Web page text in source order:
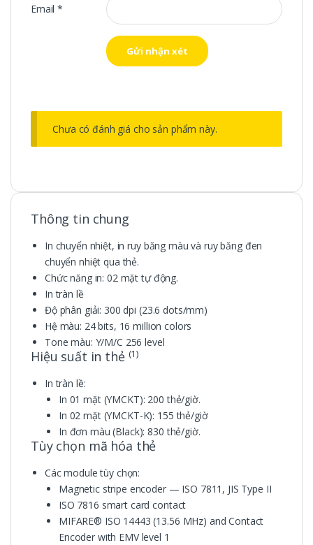
Email*
Chưa có đánh giá cho sản phẩm này.
Thông tin chung
In chuyển nhiệt, in ruy băng màu và ruy băng đen
chuyển nhiệt qua thẻ.
Chức năng in: 02 mặt tự động.
In tràn lề
Độ phân giải: 300 dpi (23.6 dots/mm)
Hệ màu: 24 bits, 16 million colors
Tone màu: Y/M/C 256 level
Hiệu suất in thẻ (1)
In tràn lề:
In 01 mặt (YMCKT): 200 thẻ/giờ.
In 02 mặt (YMCKT-K): 155 thẻ/giờ
In đơn màu (Black): 830 thẻ/giờ.
Tùy chọn mã hóa thẻ
Các module tùy chọn:
Magnetic stripe encoder — ISO 7811, JIS Type II
ISO 7816 smart card contact
MIFARE® ISO 14443 (13.56 MHz) and Contact
Encoder with EMV level 1